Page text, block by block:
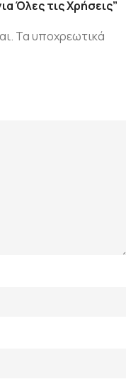
Όλες τις Χρήσεις”
Τα υποχρεωτικά